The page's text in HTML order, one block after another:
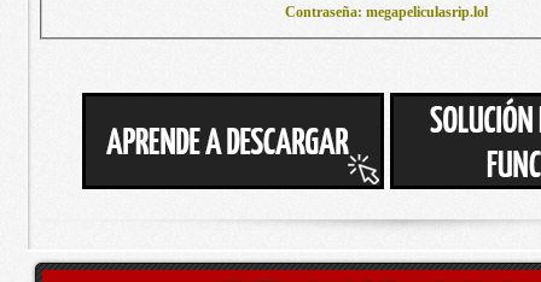
Contraseña: megapeliculasrip.lol